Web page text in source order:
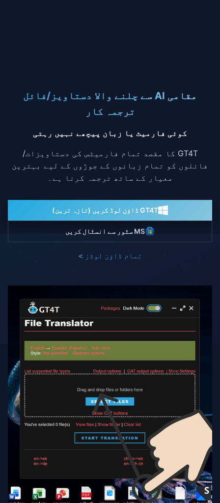
مقامی AI سے چلنے والا دستاویز/فائل
ترجمہ کار
کوئی فارمیٹ یا زبان پیچھے نہیں رہتی
GT4T کا مقصد تمام فارمیٹس کی دستاویزات/
فائلوں کو تمام زبانوں کے جوڑوں کے لیے بہترین
معیار کے ساتھ ترجمہ کرنا ہے۔
GT4T ڈاؤن لوڈ کریں (تازہ ترین)
MS سٹور سے انسٹال کریں
تمام ڈاؤن لوڈز >